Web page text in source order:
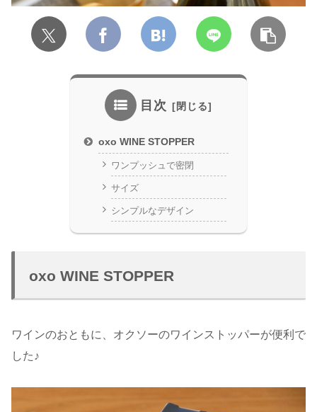
目次
oxo WINE STOPPER
ワンプッシュで密閉
サイズ
シンプルなデザイン
oxo WINE STOPPER
ワインのおともに、オクソーのワインストッパーが便利で
した♪